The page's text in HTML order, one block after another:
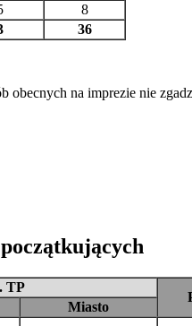
8
36
na imprezie nie
TP
Miasto